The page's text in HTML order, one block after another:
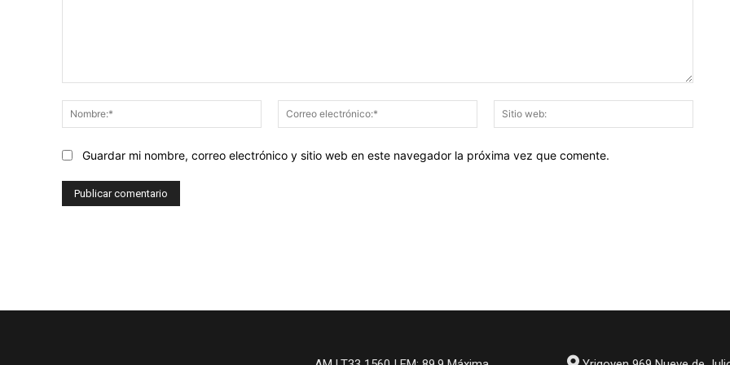
Nombre:*
Correo
electrónico:*
web:
Guardar mi nombre, correo electrónico y sitio web en este navegador la próxima vez que comente.